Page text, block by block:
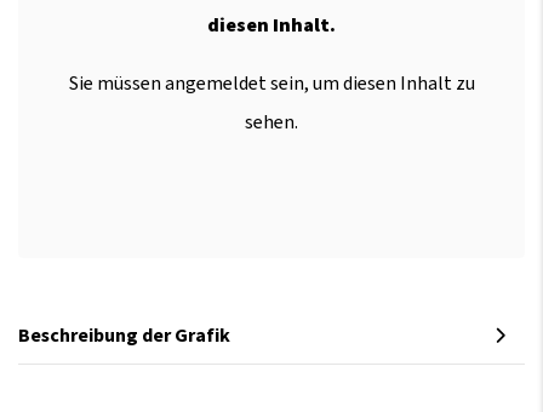
diesen Inhalt.
Sie müssen angemeldet sein, um diesen Inhalt zu
sehen.
Beschreibung der Grafik